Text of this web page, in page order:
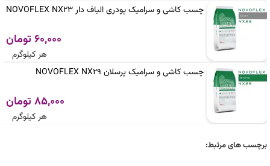
چسب کاشی و سرامیک پودری الیاف دار NOVOFLEX NX23
60,000 تومان
هر کیلوگرم
چسب کاشی و سرامیک پرسلان NOVOFLEX NX29
85,000 تومان
هر کیلوگرم
برچسب های مرتبط: